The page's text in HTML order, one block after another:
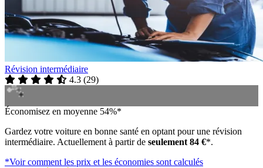
Révision intermédiaire
4.3 (29)
Économisez en moyenne 54%*
Gardez votre voiture en bonne santé en optant pour une révision
intermédiaire. Actuellement à partir de seulement 84 €*.
*Voir comment les prix et les économies sont calculés